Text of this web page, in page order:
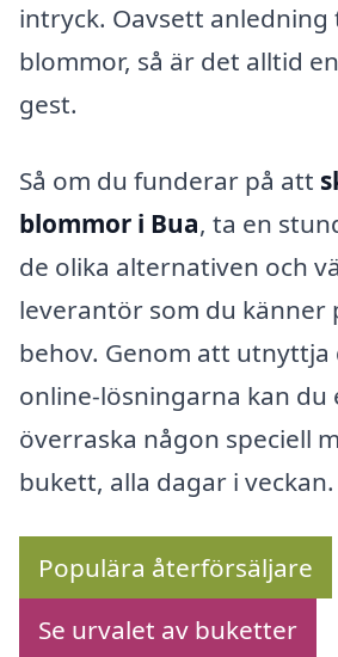
intryck. Oavsett anledning
blommor, så är det alltid
gest.
Så om du funderar på att
blommor i Bua, ta en
de olika alternativen och
leverantör som du känner
behov. Genom att utnyttja
online-lösningarna kan du
överraska någon speciell
bukett, alla dagar i veckan.
Populära återförsäljare
Se urvalet av buketter